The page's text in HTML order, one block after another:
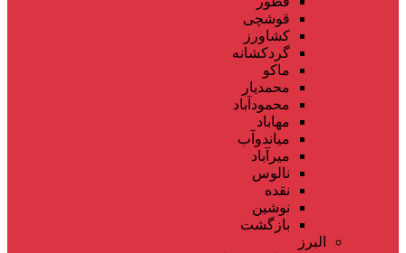
قوشچی
کشاورز
گردکشانه
ماکو
محمدیار
محمودآباد
مهاباد
میاندوآب
میرآباد
نالوس
نقده
نوشین
بازگشت
البرز